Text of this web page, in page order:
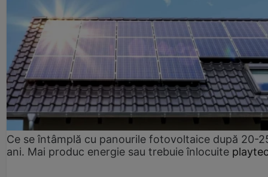
Ce se întâmplă cu panourile fotovoltaice după 20-
ani. Mai produc energie sau trebuie înlocuite